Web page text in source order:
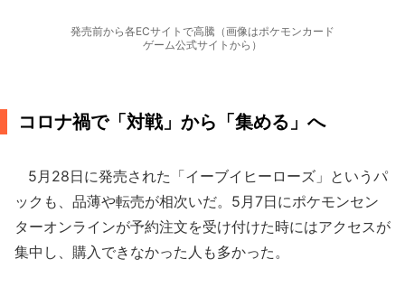
発売前から各ECサイトで高騰（画像はポケモンカード
ゲーム公式サイトから）
コロナ禍で「対戦」から「集める」へ
5月28日に発売された「イーブイヒーローズ」というパ
ックも、品薄や転売が相次いだ。5月7日にポケモンセン
ターオンラインが予約注文を受け付けた時にはアクセスが
集中し、購入できなかった人も多かった。